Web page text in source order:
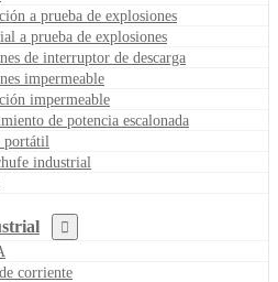
a prueba de explosiones
a prueba de explosiones
de interruptor de descarga
impermeable
impermeable
de potencia escalonada
portátil
industrial
corriente